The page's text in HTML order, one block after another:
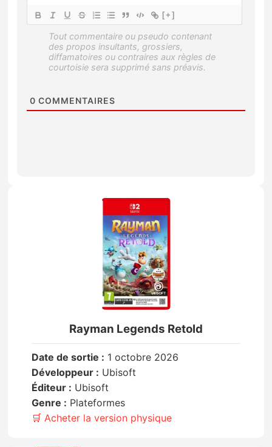
[+]
0 COMMENTAIRES
Rayman Legends Retold
Date de sortie : 1 octobre 2026
Développeur : Ubisoft
Éditeur : Ubisoft
Genre : Plateformes
🛒 Acheter la version physique